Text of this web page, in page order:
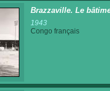
Brazzaville. Le
1943
Congo français